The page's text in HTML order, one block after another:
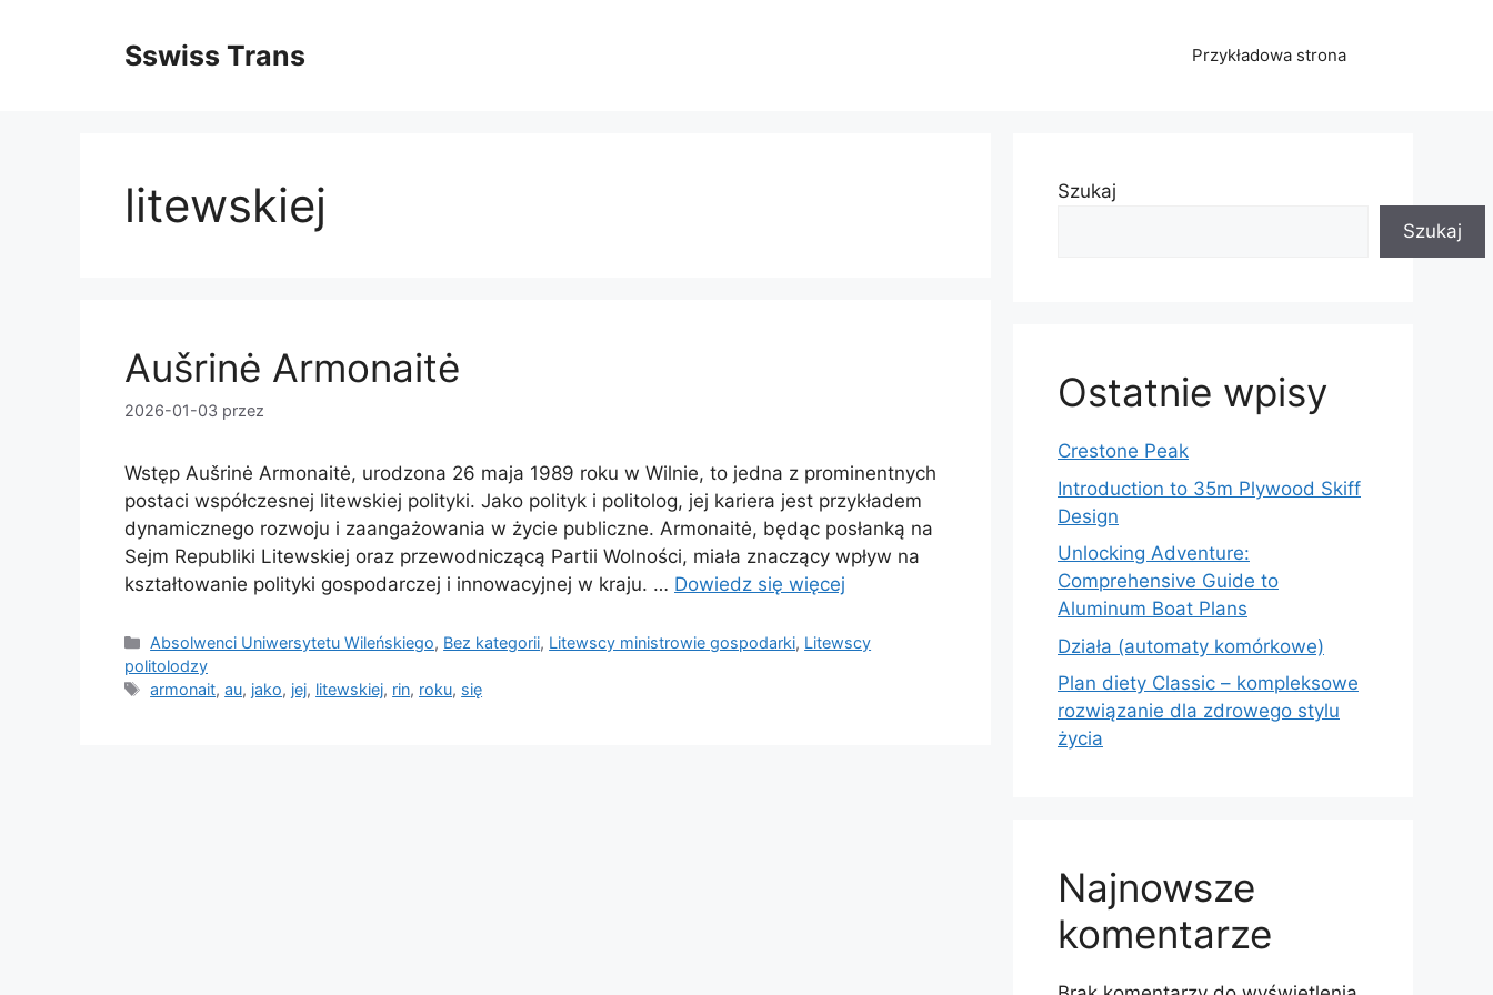
Sswiss Trans Przykładowa strona
litewskiej
Aušrinė Armonaitė
2026-01-03 przez
Wstęp Aušrinė Armonaitė, urodzona 26 maja 1989 roku w Wilnie, to jedna z prominentnych
postaci współczesnej litewskiej polityki. Jako polityk i politolog, jej kariera jest przykładem
dynamicznego rozwoju i zaangażowania w życie publiczne. Armonaitė, będąc posłanką na
Sejm Republiki Litewskiej oraz przewodniczącą Partii Wolności, miała znaczący wpływ na
kształtowanie polityki gospodarczej i innowacyjnej w kraju. … Dowiedz się więcej
Kategorie
Absolwenci Uniwersytetu Wileńskiego, Bez kategorii, Litewscy ministrowie gospodarki, Litewscy
politolodzy
Tagi
armonait,au, jako, jej, litewskiej, rin, roku, się
Szukaj
Szukaj
Ostatnie wpisy
Crestone Peak
Introduction to 35m Plywood Skiff
Design
Unlocking Adventure:
Comprehensive Guide to
Aluminum Boat Plans
Działa (automaty komórkowe)
Plan diety Classic – kompleksowe
rozwiązanie dla zdrowego stylu
życia
Najnowsze
komentarze